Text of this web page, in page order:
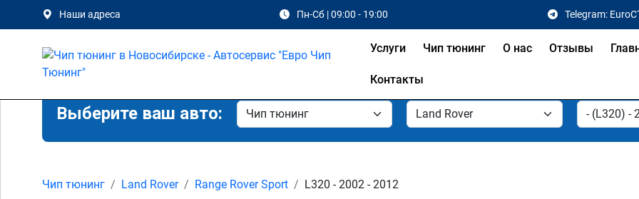
Наши адреса Пн-Сб | 09:00 - 19:00 Telegram:
Услуги Чип тюнинг О нас Отзывы
Контакты
Выберите ваш авто:
Чип тюнинг Land Rover Range Rover Sport L320 - 2002 - 2012